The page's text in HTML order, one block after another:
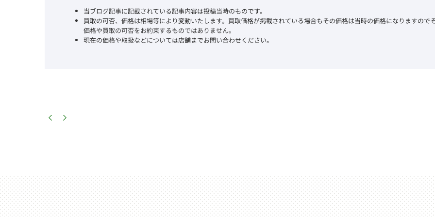
当ブログ記事に記載されている記事内容は投稿当時のものです。
買取の可否、価格は相場等により変動いたします。買取価格が掲載されている場合もその価格は当時の価格になりますので
価格や買取の可否をお約束するものではありません。
現在の価格や取扱などについては店舗までお問い合わせください。